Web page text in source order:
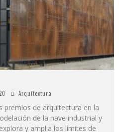
Arquitectura
premios de arquitectura en la
de la nave industrial y
y amplia los límites de